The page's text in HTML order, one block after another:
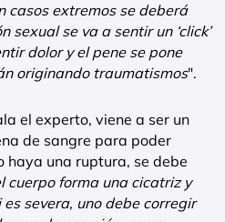
casos extremos se deberá
sexual se va a sentir un ‘click’
dolor y el pene se pone
originando traumatismos".
el experto, viene a ser un
de sangre para poder
haya una ruptura, se debe
cuerpo forma una cicatriz y
severa, uno debe corregir